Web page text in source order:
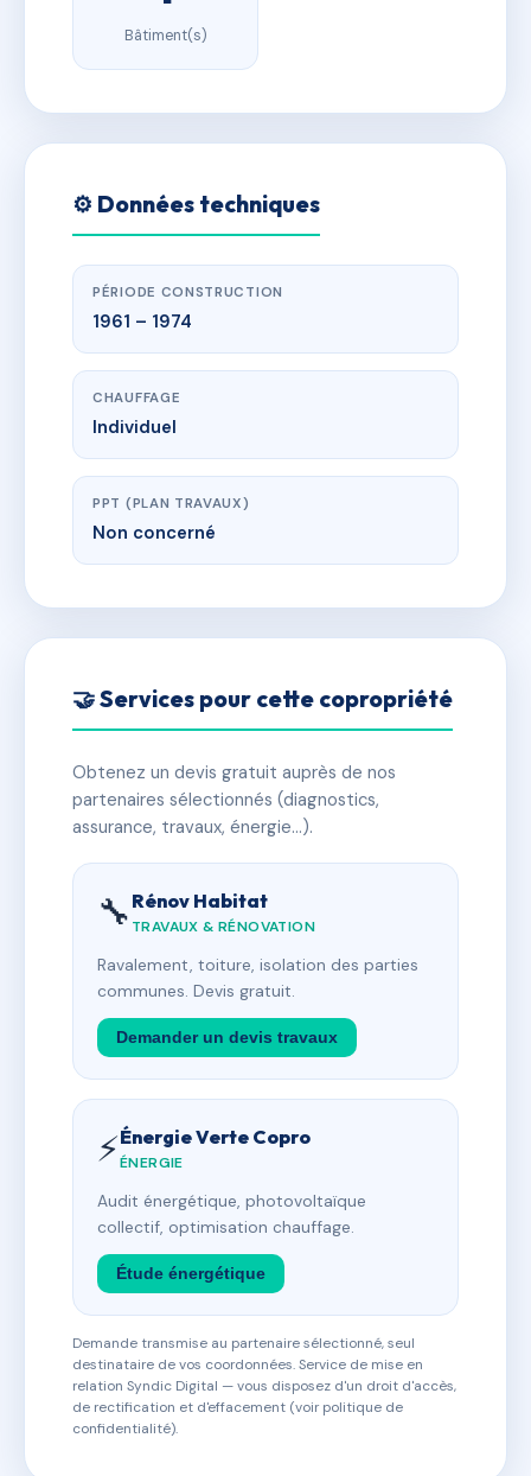
Bâtiment(s)
⚙️ Données techniques
PÉRIODE CONSTRUCTION
1961 – 1974
CHAUFFAGE
Individuel
PPT (PLAN TRAVAUX)
Non concerné
🤝 Services pour cette copropriété
Obtenez un devis gratuit auprès de nos
partenaires sélectionnés (diagnostics,
assurance, travaux, énergie…).
🔧 Rénov Habitat
TRAVAUX & RÉNOVATION
Ravalement, toiture, isolation des parties
communes. Devis gratuit.
Demander un devis travaux
⚡Énergie Verte Copro
ÉNERGIE
Audit énergétique, photovoltaïque
collectif, optimisation chauffage.
Étude énergétique
Demande transmise au partenaire sélectionné, seul
destinataire de vos coordonnées. Service de mise en
relation Syndic Digital — vous disposez d'un droit d'accès,
de rectification et d'effacement (voir politique de
confidentialité).